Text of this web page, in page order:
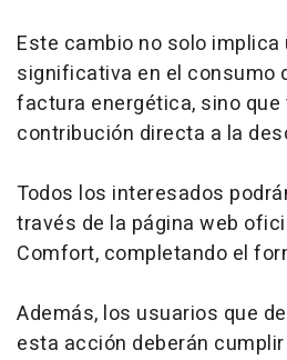
Este cambio no solo implica
significativa en el consumo
factura energética, sino
contribución directa a la
Todos los interesados
través de la página web
Comfort, completando el
Además, los usuarios que
esta acción deberán